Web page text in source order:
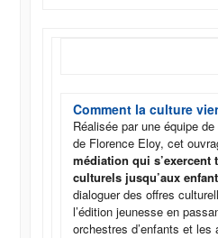
Comment la culture
Réalisée par une équipe
de Florence Eloy, cet
médiation qui
culturels jusqu’aux
dialoguer des offres
l’édition jeunesse en
orchestres d’enfants et